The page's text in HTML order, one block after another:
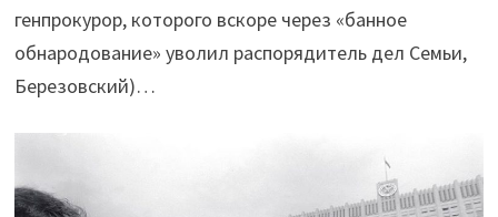
генпрокурор, которого вскоре через «банное
обнародование» уволил распорядитель дел Семьи,
Березовский)…